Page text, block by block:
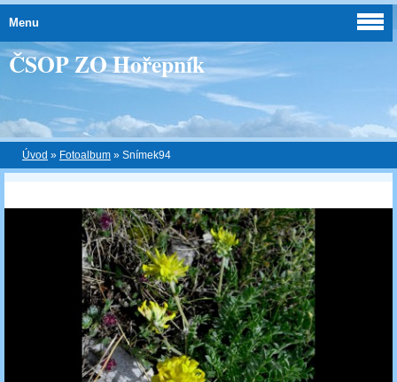
ČSOP ZO Hořepník
Úvod » Fotoalbum » Snímek94
Menu